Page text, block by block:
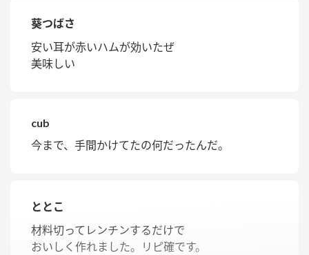
葵つばさ
安い耳が赤いハムが効いたぜ
美味しい
cub
今まで、手間かけてたの何だったんだ。
ととこ
材料切ってレンチンするだけで
おいしく作れました。リピ確です。